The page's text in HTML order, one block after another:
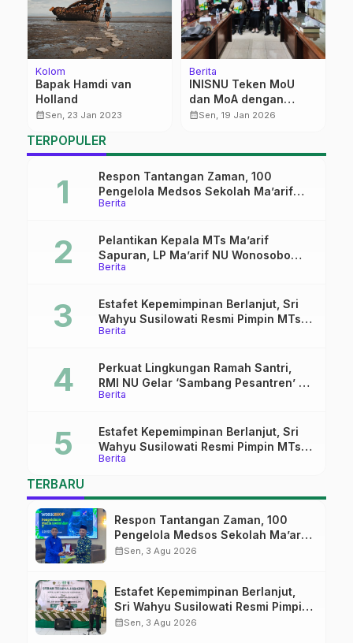
Kolom
Bapak Hamdi van
Holland
calendar_monthSen, 23 Jan 2023
Berita
INISNU Teken MoU
dan MoA dengan
Global Interfaith
Nasional
calendar_monthSen, 19 Jan 2026
TERPOPULER
Berita
Respon Tantangan Zaman, 100
Pengelola Medsos Sekolah Ma’arif
Pekalongan Ikuti Pelatihan Literasi
Berita
Pelantikan Kepala MTs Ma’arif
Sapuran, LP Ma’arif NU Wonosobo
Tekankan Lima Amanah
Berita
Estafet Kepemimpinan Berlanjut, Sri
Wahyu Susilowati Resmi Pimpin MTs
Ma’arif Sapuran
Berita
Perkuat Lingkungan Ramah Santri,
RMI NU Gelar ‘Sambang Pesantren’ di
Pati
Berita
Estafet Kepemimpinan Berlanjut, Sri
Wahyu Susilowati Resmi Pimpin MTs
Ma’arif Sapuran
TERBARU
Respon Tantangan Zaman, 100
Pengelola Medsos Sekolah Ma’arif
Pekalongan Ikuti Pelatihan Literasi
calendar_monthSen, 3 Agu 2026
Estafet Kepemimpinan Berlanjut,
Sri Wahyu Susilowati Resmi Pimpin
MTs Ma’arif Sapuran
calendar_monthSen, 3 Agu 2026